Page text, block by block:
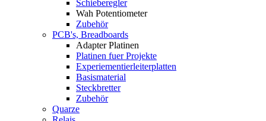
Schieberegler
Wah Potentiometer
Zubehör
PCB's, Breadboards
Adapter Platinen
Platinen fuer Projekte
Experiementierleiterplatten
Basismaterial
Steckbretter
Zubehör
Quarze